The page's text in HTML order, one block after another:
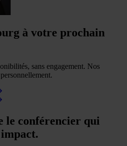
à votre prochain
sans engagement. Nos
le conférencier qui